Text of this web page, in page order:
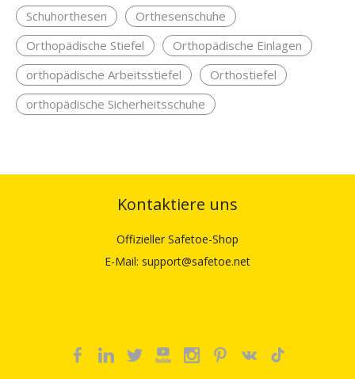
Schuhorthesen
Orthesenschuhe
Orthopädische Stiefel
Orthopädische Einlagen
orthopädische Arbeitsstiefel
Orthostiefel
orthopädische Sicherheitsschuhe
Kontaktiere uns
Offizieller Safetoe-Shop
E-Mail: support@safetoe.net